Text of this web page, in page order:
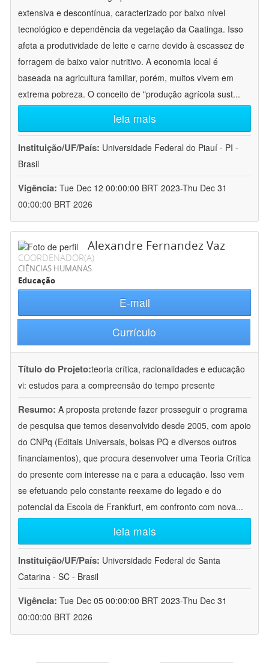
extensiva e descontínua, caracterizado por baixo nível
tecnológico e dependência da vegetação da Caatinga. Isso
afeta a produtividade de leite e carne devido à escassez de
forragem de baixo valor nutritivo. A economia local é
baseada na agricultura familiar, porém, muitos vivem em
extrema pobreza. O conceito de "produção agrícola sust...
leia mais
Instituição/UF/País: Universidade Federal do Piauí - PI -
Brasil
Vigência: Tue Dec 12 00:00:00 BRT 2023-Thu Dec 31
00:00:00 BRT 2026
Alexandre Fernandez Vaz
COORDENADOR(A)
CIÊNCIAS HUMANAS
Educação
E-mail
Currículo
Título do Projeto:teoria crítica, racionalidades e educação
vi: estudos para a compreensão do tempo presente
Resumo: A proposta pretende fazer prosseguir o programa
de pesquisa que temos desenvolvido desde 2005, com apoio
do CNPq (Editais Universais, bolsas PQ e diversos outros
financiamentos), que procura desenvolver uma Teoria Crítica
do presente com interesse na e para a educação. Isso vem
se efetuando pelo constante reexame do legado e do
potencial da Escola de Frankfurt, em confronto com nova...
leia mais
Instituição/UF/País: Universidade Federal de Santa
Catarina - SC - Brasil
Vigência: Tue Dec 05 00:00:00 BRT 2023-Thu Dec 31
00:00:00 BRT 2026